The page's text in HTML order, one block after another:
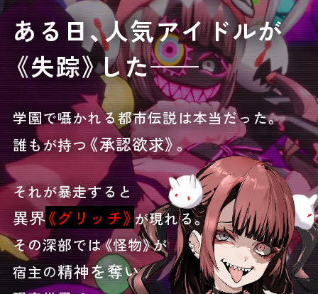
ある日、人気アイドルが
《失踪》した——
学園で囁かれる都市伝説は本当だった。
誰もが持つ 《承認欲求》 。
それが暴走すると
異界《グリッチ》が現れる。
その深部では《怪物》が
宿主の精神を奪い